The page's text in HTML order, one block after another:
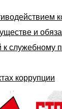
и
служебному
коррупции